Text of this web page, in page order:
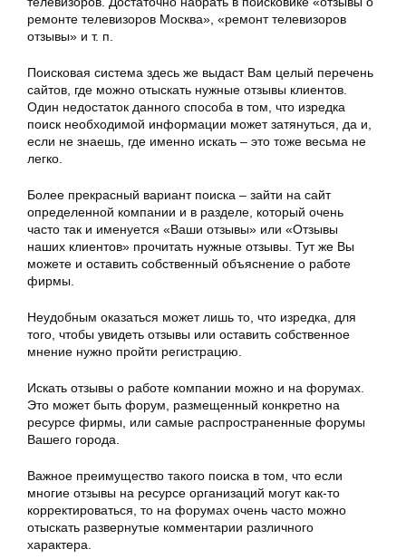
ремонте телевизоров Москва», «ремонт телевизоров
отзывы» и т. п.
Поисковая система здесь же выдаст Вам целый перечень
сайтов, где можно отыскать нужные отзывы клиентов.
Один недостаток данного способа в том, что изредка
поиск необходимой информации может затянуться, да и,
если не знаешь, где именно искать – это тоже весьма не
легко.
Более прекрасный вариант поиска – зайти на сайт
определенной компании и в разделе, который очень
часто так и именуется «Ваши отзывы» или «Отзывы
наших клиентов» прочитать нужные отзывы. Тут же Вы
можете и оставить собственный объяснение о работе
фирмы.
Неудобным оказаться может лишь то, что изредка, для
того, чтобы увидеть отзывы или оставить собственное
мнение нужно пройти регистрацию.
Искать отзывы о работе компании можно и на форумах.
Это может быть форум, размещенный конкретно на
ресурсе фирмы, или самые распространенные форумы
Вашего города.
Важное преимущество такого поиска в том, что если
многие отзывы на ресурсе организаций могут как-то
корректироваться, то на форумах очень часто можно
отыскать развернутые комментарии различного
характера.